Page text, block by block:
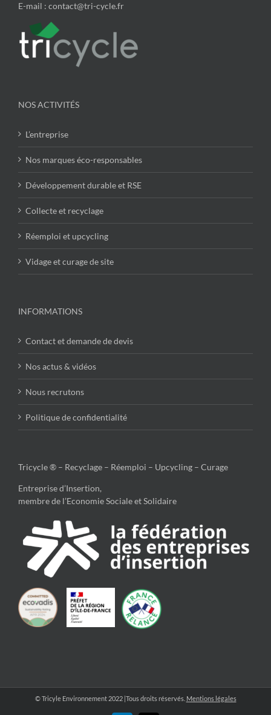
E-mail : contact@tri-cycle.fr
NOS ACTIVITÉS
L’entreprise
Nos marques éco-responsables
Développement durable et RSE
Collecte et recyclage
Réemploi et upcycling
Vidage et curage de site
INFORMATIONS
Contact et demande de devis
Nos actus & vidéos
Nous recrutons
Politique de confidentialité
Tricycle ® – Recyclage – Réemploi – Upcycling – Curage
Entreprise d’Insertion,
membre de l’Economie Sociale et Solidaire
© Tricyle Environnement 2022 |Tous droits réservés. Mentions légales